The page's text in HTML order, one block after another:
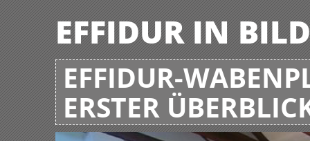
EFFIDUR IN
EFFIDUR-
ERSTER